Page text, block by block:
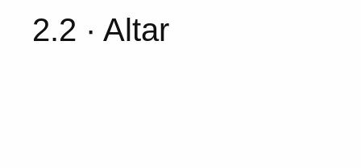
2.2 · Altar